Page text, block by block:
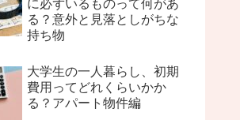
に必ずいるものって何があ
る？意外と見落としがちな
持ち物
大学生の一人暮らし、初期
費用ってどれくらいかか
る？アパート物件編